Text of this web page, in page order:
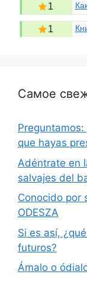
1
1
Самое
que hayas
Adéntrate en
salvajes del
Conocido por
ODESZA
Si es así,
futuros?
Ámalo o